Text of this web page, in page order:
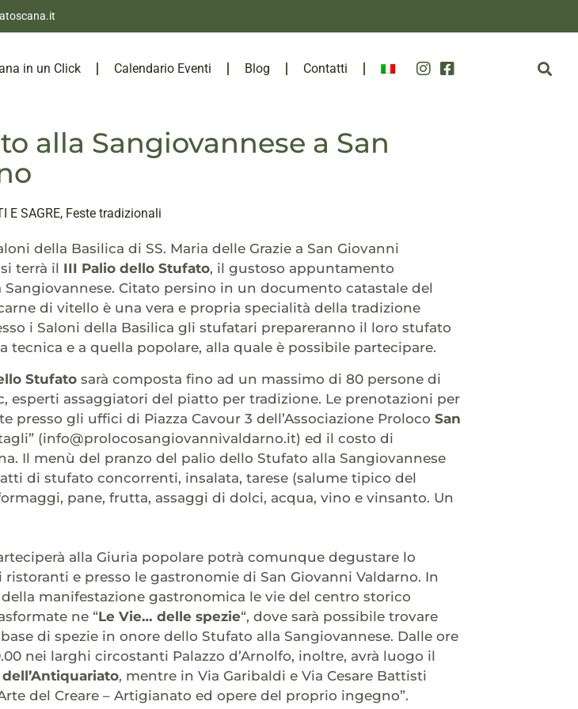
in un Click Calendario Eventi Blog Contatti
alla Sangiovannese a San
E SAGRE, Feste tradizionali
della Basilica di SS. Maria delle Grazie a San Giovanni
terrà il III Palio dello Stufato, il gustoso appuntamento
Citato persino in un documento catastale del
di vitello è una vera e propria specialità della tradizione
i Saloni della Basilica gli stufatari prepareranno il loro stufato
e a quella popolare, alla quale è possibile partecipare.
Stufato sarà composta fino ad un massimo di 80 persone di
esperti assaggiatori del piatto per tradizione. Le prenotazioni per
presso gli uffici di Piazza Cavour 3 dell’Associazione Proloco San
(info@prolocosangiovannivaldarno.it) ed il costo di
Il menù del pranzo del palio dello Stufato alla Sangiovannese
di stufato concorrenti, insalata, tarese (salume tipico del
pane, frutta, assaggi di dolci, acqua, vino e vinsanto. Un
alla Giuria popolare potrà comunque degustare lo
e presso le gastronomie di San Giovanni Valdarno. In
manifestazione gastronomica le vie del centro storico
ne “Le Vie… delle spezie“, dove sarà possibile trovare
di spezie in onore dello Stufato alla Sangiovannese. Dalle ore
nei larghi circostanti Palazzo d’Arnolfo, inoltre, avrà luogo il
, mentre in Via Garibaldi e Via Cesare Battisti
del Creare – Artigianato ed opere del proprio ingegno”.